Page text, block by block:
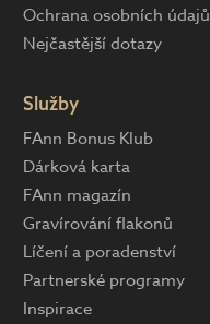
Ochrana osobních údajů
Nejčastější dotazy
Služby
FAnn Bonus Klub
Dárková karta
FAnn magazín
Gravírování flakonů
Líčení a poradenství
Partnerské programy
Inspirace